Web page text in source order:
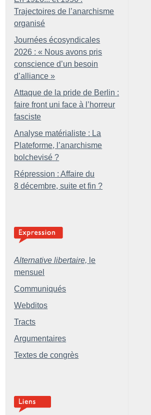
Trajectoires de l’anarchisme
organisé
Journées écosyndicales
2026 : « Nous avons pris
conscience d’un besoin
d’alliance »
Attaque de la pride de Berlin :
faire front uni face à l’horreur
fasciste
Analyse matérialiste : La
Plateforme, l’anarchisme
bolchevisé ?
Répression : Affaire du
8 décembre, suite et fin ?
Alternative libertaire, le
mensuel
Communiqués
Webditos
Tracts
Argumentaires
Textes de congrès